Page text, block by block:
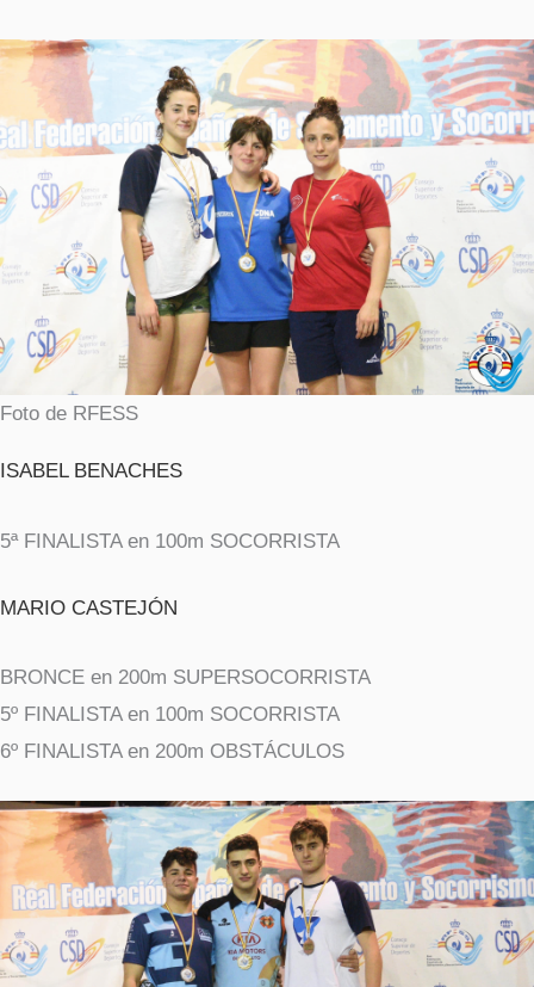
Foto de RFESS
ISABEL BENACHES
5ª FINALISTA en 100m SOCORRISTA
MARIO CASTEJÓN
BRONCE en 200m SUPERSOCORRISTA
5º FINALISTA en 100m SOCORRISTA
6º FINALISTA en 200m OBSTÁCULOS